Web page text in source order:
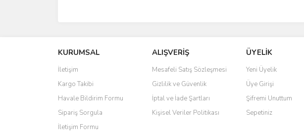
KURUMSAL
İletişim
Kargo Takibi
Havale Bildirim Formu
Sipariş Sorgula
İletişim Formu
ALIŞVERİŞ
Mesafeli Satış Sözleşmesi
Gizlilik ve Güvenlik
İptal ve İade Şartları
Kişisel Veriler Politikası
ÜYELİK
Yeni Üyelik
Üye Girişi
Şifremi Unuttum
Sepetiniz